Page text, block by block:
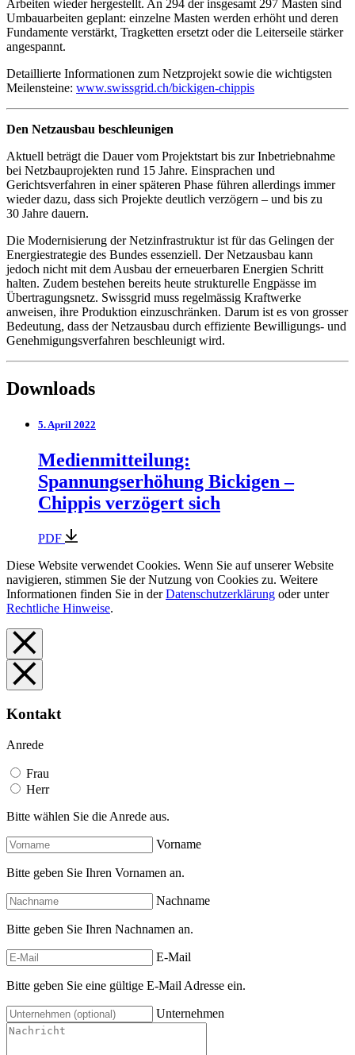
Arbeiten wieder hergestellt. An 294 der insgesamt 297 Masten sind
Umbauarbeiten geplant: einzelne Masten werden erhöht und deren
Fundamente verstärkt, Tragketten ersetzt oder die Leiterseile stärker
angespannt.
Detaillierte Informationen zum Netzprojekt sowie die wichtigsten
Meilensteine: www.swissgrid.ch/bickigen-chippis
Den Netzausbau beschleunigen
Aktuell beträgt die Dauer vom Projektstart bis zur Inbetriebnahme
bei Netzbauprojekten rund 15 Jahre. Einsprachen und
Gerichtsverfahren in einer späteren Phase führen allerdings immer
wieder dazu, dass sich Projekte deutlich verzögern – und bis zu
30 Jahre dauern.
Die Modernisierung der Netzinfrastruktur ist für das Gelingen der
Energiestrategie des Bundes essenziell. Der Netzausbau kann
jedoch nicht mit dem Ausbau der erneuerbaren Energien Schritt
halten. Zudem bestehen bereits heute strukturelle Engpässe im
Übertragungsnetz. Swissgrid muss regelmässig Kraftwerke
anweisen, ihre Produktion einzuschränken. Darum ist es von grosser
Bedeutung, dass der Netzausbau durch effiziente Bewilligungs- und
Genehmigungsverfahren beschleunigt wird.
Downloads
5. April 2022
Medienmitteilung:
Spannungserhöhung Bickigen –
Chippis verzögert sich
PDF
Diese Website verwendet Cookies. Wenn Sie auf unserer Website
navigieren, stimmen Sie der Nutzung von Cookies zu. Weitere
Informationen finden Sie in derDatenschutzerklärung oder unter
Rechtliche Hinweise.
Kontakt
Anrede
Frau
Herr
Bitte wählen Sie die Anrede aus.
Vorname
Bitte geben Sie Ihren Vornamen an.
Nachname
Bitte geben Sie Ihren Nachnamen an.
E-Mail
Bitte geben Sie eine gültige E-Mail Adresse ein.
Unternehmen